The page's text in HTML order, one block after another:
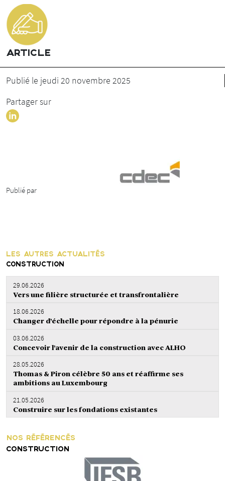
ARTICLE
Publié le jeudi 20 novembre 2025
Partager sur
Publié par
LES AUTRES ACTUALITÉS
CONSTRUCTION
29.06.2026
Vers une filière structurée et transfrontalière
18.06.2026
Changer d’échelle pour répondre à la pénurie
03.06.2026
Concevoir l’avenir de la construction avec ALHO
28.05.2026
Thomas & Piron célèbre 50 ans et réaffirme ses
ambitions au Luxembourg
21.05.2026
Construire sur les fondations existantes
NOS RÉFÉRENCÉS
CONSTRUCTION